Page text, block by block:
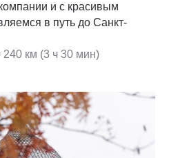
и с красивым
в путь до Санкт-
км (3 ч 30 мин)